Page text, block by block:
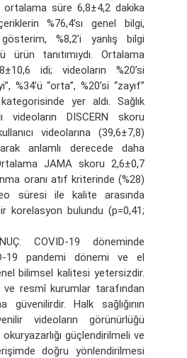
ortalama süre 6,8±4,2 dakika
%76,4’sı genel bilgi,
gösterim, %8,2’i yanlış bilgi
ürün tanıtımıydı. Ortalama
idi; videoların %20’si
%34’ü “orta”, %20’si “zayıf”
yer aldı. Sağlık
videoların DISCERN skoru
videolarına (39,6±7,8)
anlamlı derecede daha
JAMA skoru 2,6±0,7
oranı atıf kriterinde (%28)
süresi ile kalite arasında
korelasyon bulundu (p=0,41;
COVID-19 döneminde
19 pandemi dönemi ve el
bilimsel kalitesi yetersizdir.
ve resmî kurumlar tarafından
Halk sağlığının
videoların görünürlüğü
okuryazarlığı güçlendirilmeli ve
doğru yönlendirilmesi